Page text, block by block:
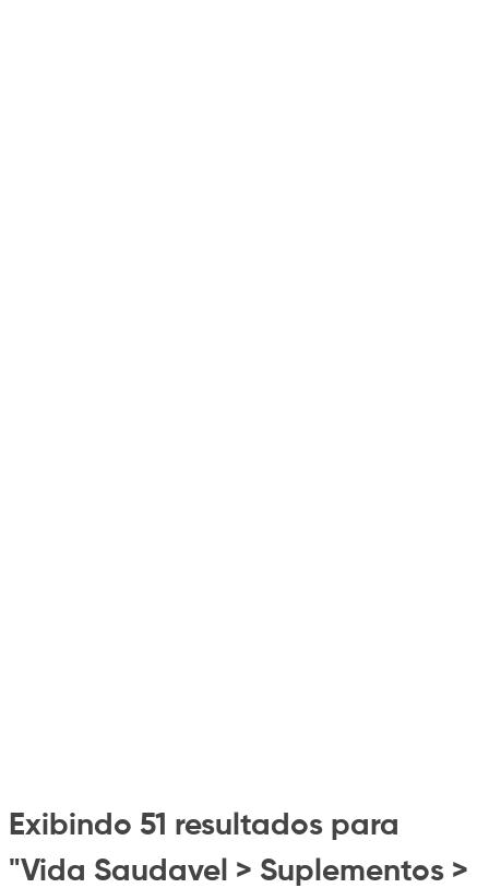
Exibindo 51 resultados para
"Vida Saudavel > Suplementos >